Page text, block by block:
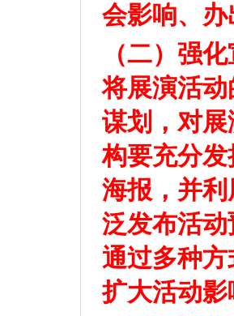
会影响、
（二）强
将展演活
谋划，对
构要充分
海报，并
泛发布活
通过多种
扩大活动